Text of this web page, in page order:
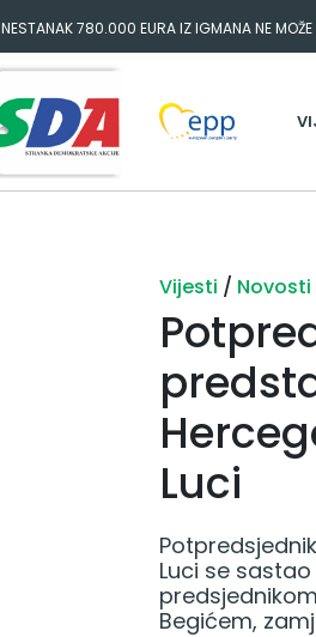
NESTANAK 780.000 EURA IZ IGMANA NE MOŽE
ODGOVORNOST MORAJU SNOSITI VLADA
Vijesti / Novosti
Luci
Luci se
Begićem,